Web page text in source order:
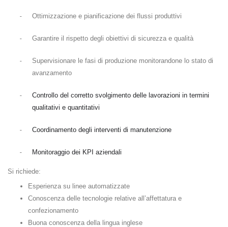
- Ottimizzazione e pianificazione dei flussi produttivi
- Garantire il rispetto degli obiettivi di sicurezza e qualità
-
Supervisionare le fasi di produzione monitorandone lo stato di
avanzamento
-
Controllo del corretto svolgimento delle lavorazioni in termini
qualitativi e quantitativi
- Coordinamento degli interventi di manutenzione
- Monitoraggio dei KPI aziendali
Si richiede:
Esperienza su linee automatizzate
Conoscenza delle tecnologie relative all’affettatura e
confezionamento
Buona conoscenza della lingua inglese